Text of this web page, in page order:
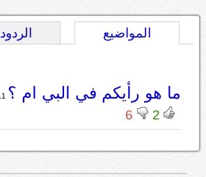
المواضيع الردود
ما هو رأيكم في البي ام ؟
2
6